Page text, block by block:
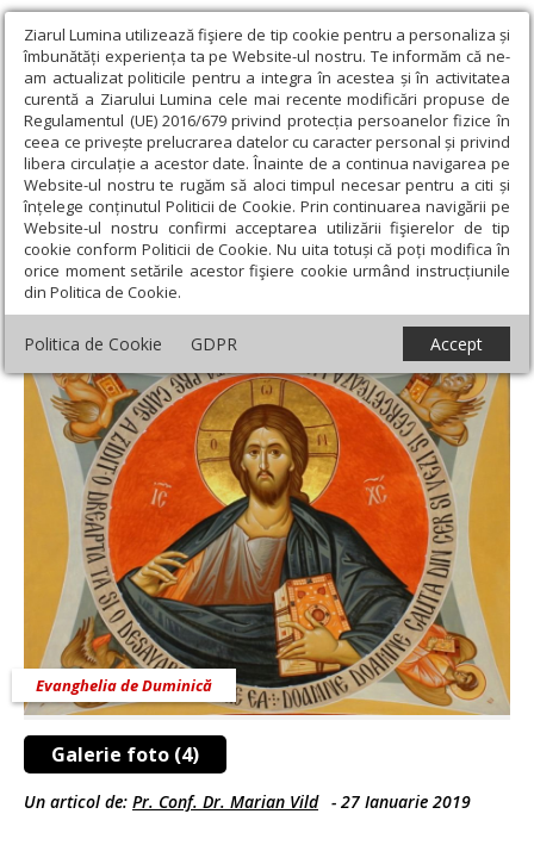
Ziarul Lumina utilizează fişiere de tip cookie pentru a personaliza și
îmbunătăți experiența ta pe Website-ul nostru. Te informăm că ne-
am actualizat politicile pentru a integra în acestea și în activitatea
curentă a Ziarului Lumina cele mai recente modificări propuse de
Regulamentul (UE) 2016/679 privind protecția persoanelor fizice în
ceea ce privește prelucrarea datelor cu caracter personal și privind
libera circulație a acestor date. Înainte de a continua navigarea pe
Website-ul nostru te rugăm să aloci timpul necesar pentru a citi și
înțelege conținutul Politicii de Cookie. Prin continuarea navigării pe
Website-ul nostru confirmi acceptarea utilizării fişierelor de tip
cookie conform Politicii de Cookie. Nu uita totuși că poți modifica în
orice moment setările acestor fişiere cookie urmând instrucțiunile
din Politica de Cookie.
Politica de Cookie GDPR Accept
Ziarul Lumina › Teologie și spiritualitate ›
Evanghelia de
Duminică › „Cereţi şi vi se va da!”
„Cereţi şi vi se va da!”
Galerie foto (4)
Evanghelia de Duminică
Un articol de: Pr. Conf. Dr. Marian Vild - 27 Ianuarie 2019